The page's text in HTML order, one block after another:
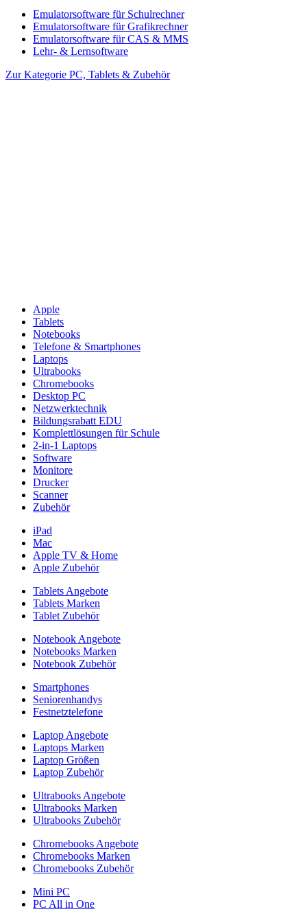
Emulatorsoftware für Schulrechner
Emulatorsoftware für Grafikrechner
Emulatorsoftware für CAS & MMS
Lehr- & Lernsoftware
Zur Kategorie PC, Tablets & Zubehör
Apple
Tablets
Notebooks
Telefone & Smartphones
Laptops
Ultrabooks
Chromebooks
Desktop PC
Netzwerktechnik
Bildungsrabatt EDU
Komplettlösungen für Schule
2-in-1 Laptops
Software
Monitore
Drucker
Scanner
Zubehör
iPad
Mac
Apple TV & Home
Apple Zubehör
Tablets Angebote
Tablets Marken
Tablet Zubehör
Notebook Angebote
Notebooks Marken
Notebook Zubehör
Smartphones
Seniorenhandys
Festnetztelefone
Laptop Angebote
Laptops Marken
Laptop Größen
Laptop Zubehör
Ultrabooks Angebote
Ultrabooks Marken
Ultrabooks Zubehör
Chromebooks Angebote
Chromebooks Marken
Chromebooks Zubehör
Mini PC
PC All in One